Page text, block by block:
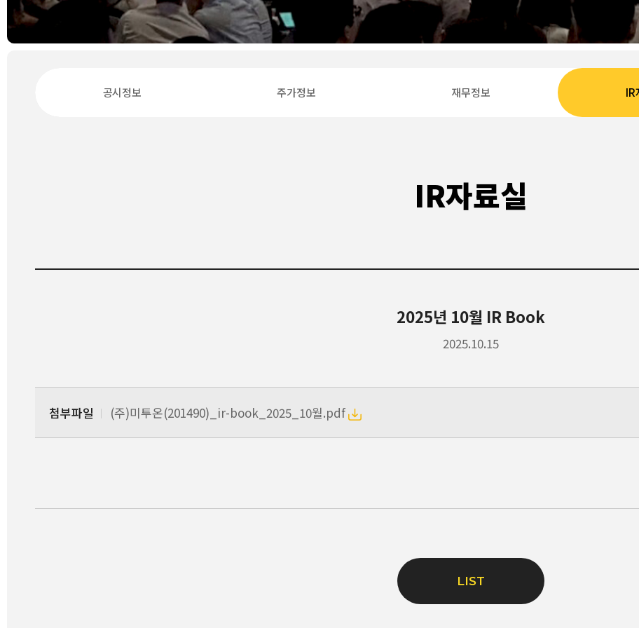
공시정보 주가정보 재무정보 IR
IR자료실
2025년 10월 IR Book
2025.10.15
첨부파일 (주)미투온(201490)_ir-book_2025_10월.pdf
LIST